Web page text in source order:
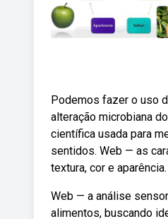
Podemos fazer o uso
alteração microbiana
científica usada para
sentidos. Web — as
textura, cor e aparência.
Web — a análise
alimentos, buscando